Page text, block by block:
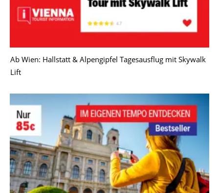
Ab Wien: Hallstatt & Alpengipfel Tagesausflug mit Skywalk
Lift